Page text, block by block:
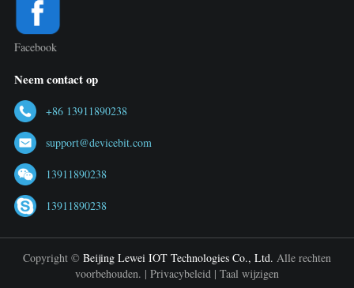
Facebook
Neem contact op
+86 13911890238
support@devicebit.com
13911890238
13911890238
Copyright © Beijing Lewei IOT Technologies Co., Ltd. Alle rechten
voorbehouden. | Privacybeleid | Taal wijzigen